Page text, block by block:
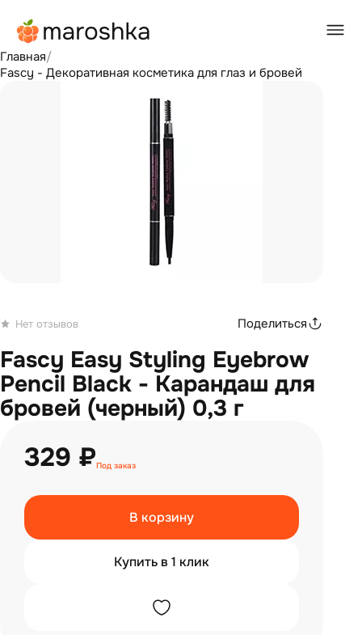
Главная/
Fascy - Декоративная косметика для глаз и бровей
Нет отзывов Поделиться
Fascy Easy Styling Eyebrow
Pencil Black - Карандаш для
бровей (черный) 0,3 г
329 ₽Под заказ
В корзину
Купить в 1 клик